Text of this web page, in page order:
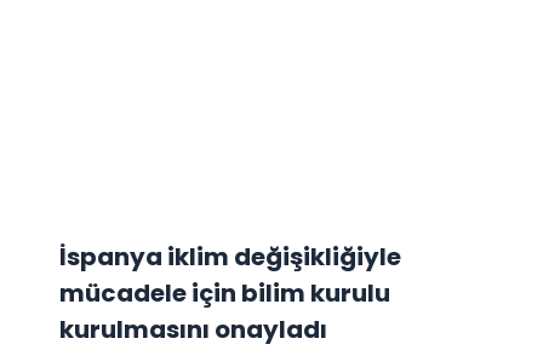
İspanya iklim değişikliğiyle
mücadele için bilim kurulu
kurulmasını onayladı